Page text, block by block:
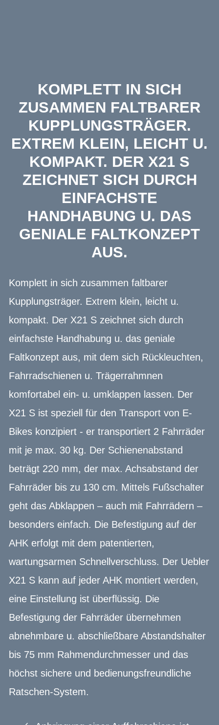
KOMPLETT IN SICH
ZUSAMMEN FALTBARER
KUPPLUNGSTRÄGER.
EXTREM KLEIN, LEICHT U.
KOMPAKT. DER X21 S
ZEICHNET SICH DURCH
EINFACHSTE
HANDHABUNG U. DAS
GENIALE FALTKONZEPT
AUS.
Komplett in sich zusammen faltbarer
Kupplungsträger. Extrem klein, leicht u.
kompakt. Der X21 S zeichnet sich durch
einfachste Handhabung u. das geniale
Faltkonzept aus, mit dem sich Rückleuchten,
Fahrradschienen u. Trägerrahmnen
komfortabel ein- u. umklappen lassen. Der
X21 S ist speziell für den Transport von E-
Bikes konzipiert - er transportiert 2 Fahrräder
mit je max. 30 kg. Der Schienenabstand
beträgt 220 mm, der max. Achsabstand der
Fahrräder bis zu 130 cm. Mittels Fußschalter
geht das Abklappen – auch mit Fahrrädern –
besonders einfach. Die Befestigung auf der
AHK erfolgt mit dem patentierten,
wartungsarmen Schnellverschluss. Der Uebler
X21 S kann auf jeder AHK montiert werden,
eine Einstellung ist überflüssig. Die
Befestigung der Fahrräder übernehmen
abnehmbare u. abschließbare Abstandshalter
bis 75 mm Rahmendurchmesser und das
höchst sichere und bedienungsfreundliche
Ratschen-System.